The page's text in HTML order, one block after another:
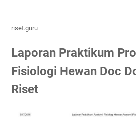
riset.guru
Laporan Praktikum
Fisiologi Hewan Doc
Riset